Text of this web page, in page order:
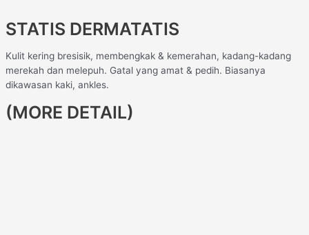
STATIS DERMATATIS
Kulit kering bresisik, membengkak & kemerahan, kadang-kadang
merekah dan melepuh. Gatal yang amat & pedih. Biasanya
dikawasan kaki, ankles.
(MORE DETAIL)